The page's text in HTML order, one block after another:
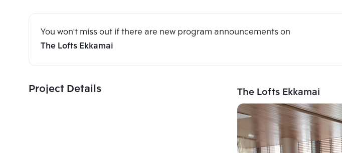
You won't miss out if there are new program announcements on
The Lofts Ekkamai
Project Details The Lofts Ekkamai